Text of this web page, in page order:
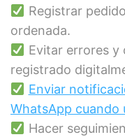
Registrar
ordenada.
Evitar errores y
registrado
Enviar
WhatsApp cuando
Hacer